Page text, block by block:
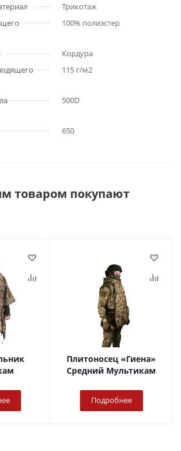
Трикотаж
100% полиэстер
Кордура
115 г/м2
500D
650
товаром покупают
Плитоносец «Гиена»
Средний Мультикам
Подробнее